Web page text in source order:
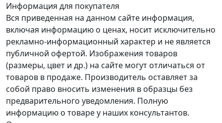
Информация для покупателя
Вся приведенная на данном сайте информация,
включая информацию о ценах, носит исключительно
рекламно-информационный характер и не является
публичной офертой. Изображения товаров
(размеры, цвет и др.) на сайте могут отличаться от
товаров в продаже. Производитель оставляет за
собой право вносить изменения в образцы без
предварительного уведомления. Полную
информацию о товаре у наших консультантов.